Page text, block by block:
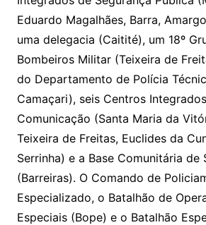
Eduardo Magalhães, Barra,
uma delegacia (Caitité), um 18º
Bombeiros Militar (Teixeira de
do Departamento de Polícia
Camaçari), seis Centros
Comunicação (Santa Maria da
Teixeira de Freitas, Euclides da
Serrinha) e a Base Comunitária de
(Barreiras). O Comando de
Especializado, o Batalhão de
Especiais (Bope) e o Batalhão